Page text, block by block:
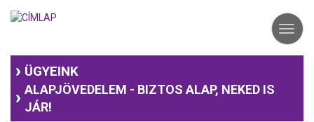
ÜGYEINK
ALAPJÖVEDELEM - BIZTOS ALAP, NEKED IS
JÁR!